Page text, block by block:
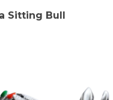
Sitting Bull